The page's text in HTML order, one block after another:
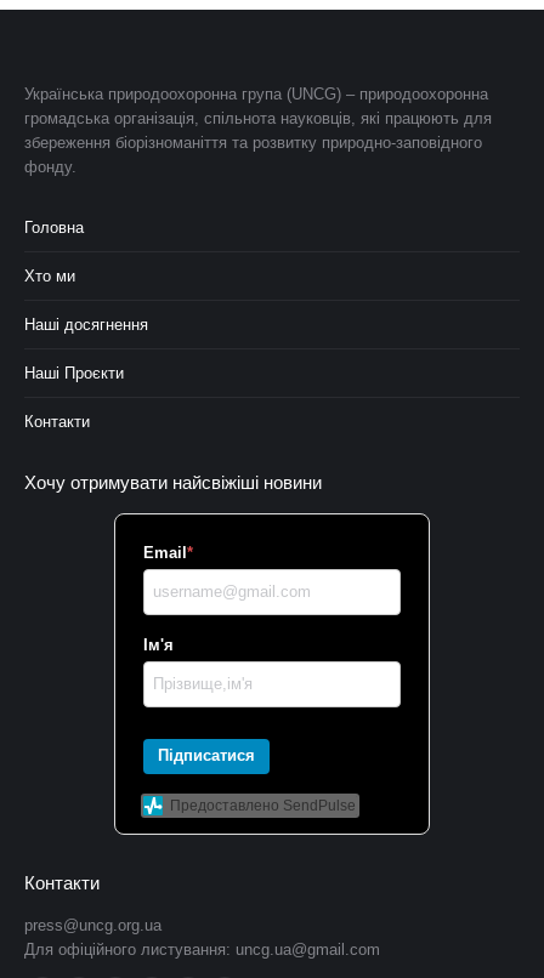
Українська природоохоронна група (UNCG) – природоохоронна
громадська організація, спільнота науковців, які працюють для
збереження біорізноманіття та розвитку природно-заповідного
фонду.
Головна
Хто ми
Наші досягнення
Наші Проєкти
Контакти
Хочу отримувати найсвіжіші новини
Email *
Ім'я
Підписатися
Предоставлено SendPulse
Контакти
press@uncg.org.ua
Для офіційного листування: uncg.ua@gmail.com